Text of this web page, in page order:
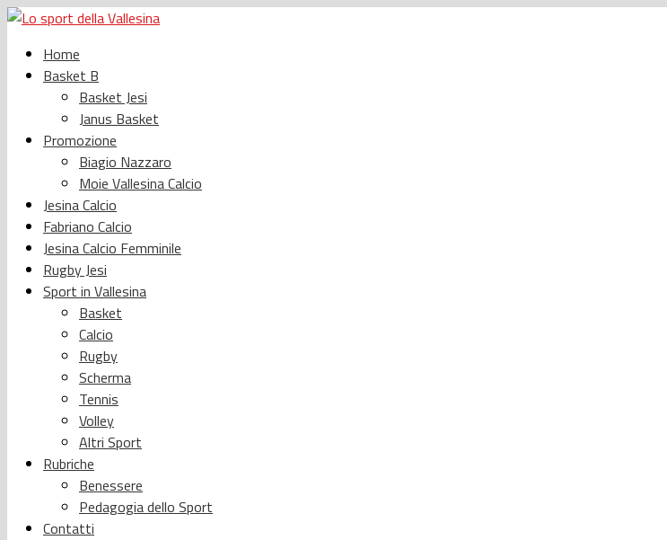
Home
Basket B
Basket Jesi
Janus Basket
Promozione
Biagio Nazzaro
Moie Vallesina Calcio
Jesina Calcio
Fabriano Calcio
Jesina Calcio Femminile
Rugby Jesi
Sport in Vallesina
Basket
Calcio
Rugby
Scherma
Tennis
Volley
Altri Sport
Rubriche
Benessere
Pedagogia dello Sport
Contatti